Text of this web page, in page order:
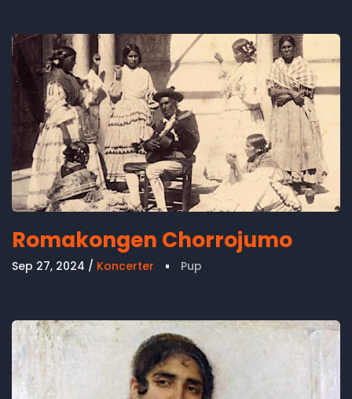
Romakongen Chorrojumo
Sep 27, 2024 Koncerter Pup